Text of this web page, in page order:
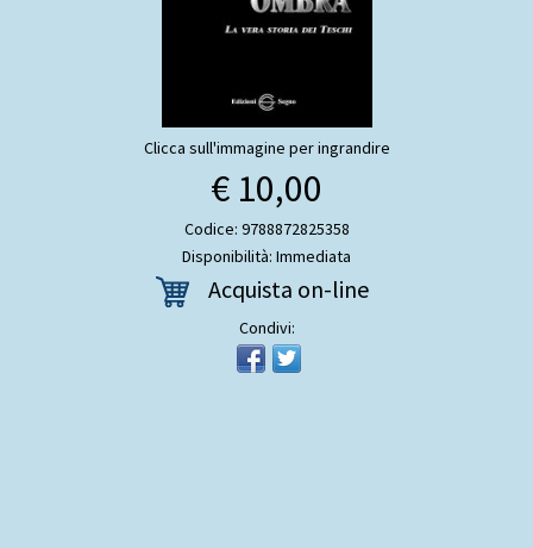
Clicca sull'immagine per ingrandire
€ 10,00
Codice: 9788872825358
Disponibilità: Immediata
Acquista on-line
Condivi: